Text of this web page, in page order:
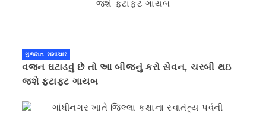
ગુજરાત સમાચાર
વજન ઘટાડવું છે તો આ બીજનું કરો સેવન, ચરબી થઇ
જશે ફટાફટ ગાયબ